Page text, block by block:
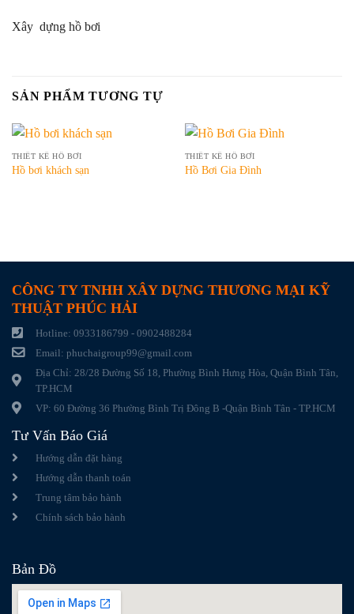
Xây dựng hồ bơi
SẢN PHẨM TƯƠNG TỰ
THIẾT KẾ HỒ BƠI
Hồ bơi khách sạn
THIẾT KẾ HỒ BƠI
Hồ Bơi Gia Đình
CÔNG TY TNHH XÂY DỰNG THƯƠNG MẠI KỸ
THUẬT PHÚC HẢI
Hotline: 0933186799 - 0902488284
Email: phuchaigroup99@gmail.com
Địa Chỉ: 28/28 Đường Số 18, Phường Bình Hưng Hòa, Quận Bình Tân,
TP.HCM
VP: 60 Đường 36 Phường Bình Trị Đông B -Quận Bình Tân - TP.HCM
Tư Vấn Báo Giá
Hướng dẫn đặt hàng
Hướng dẫn thanh toán
Trung tâm bảo hành
Chính sách bảo hành
Bản Đồ